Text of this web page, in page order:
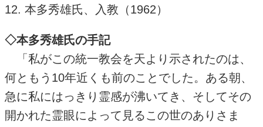
12. 本多秀雄氏、入教（1962）
◇本多秀雄氏の手記
「私がこの統一教会を天より示されたのは、
何ともう10年近くも前のことでした。ある朝、
急に私にはっきり霊感が沸いてき、そしてその
開かれた霊眼によって見るこの世のありさま